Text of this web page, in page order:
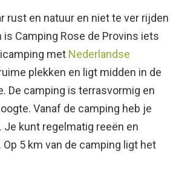
rust en natuur en niet te ver rijden
is Camping Rose de Provins iets
met Nederlandse
plekken en ligt midden in de
De camping is terrasvormig en
Vanaf de camping heb je
kunt regelmatig reeën en
5 km van de camping ligt het